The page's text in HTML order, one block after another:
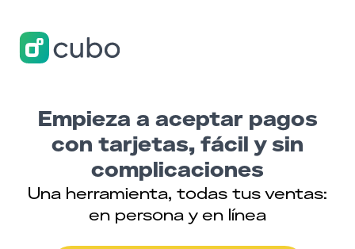
Empieza a aceptar pagos
con tarjetas, fácil y sin
complicaciones
Una herramienta, todas tus ventas:
en persona y en línea